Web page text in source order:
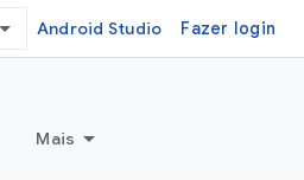
Android Studio Fazer login
Mais